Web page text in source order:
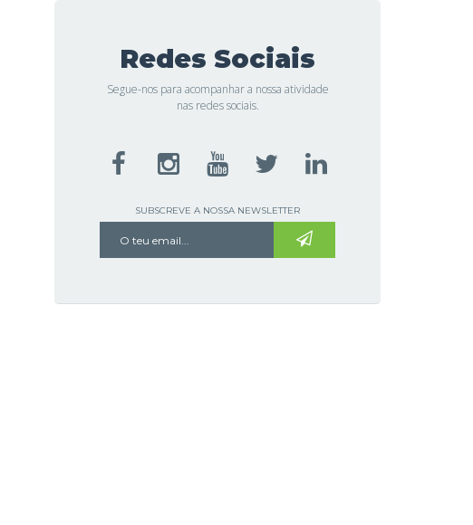
Redes Sociais
Segue-nos para acompanhar a nossa atividade
nas redes sociais.
SUBSCREVE A NOSSA NEWSLETTER